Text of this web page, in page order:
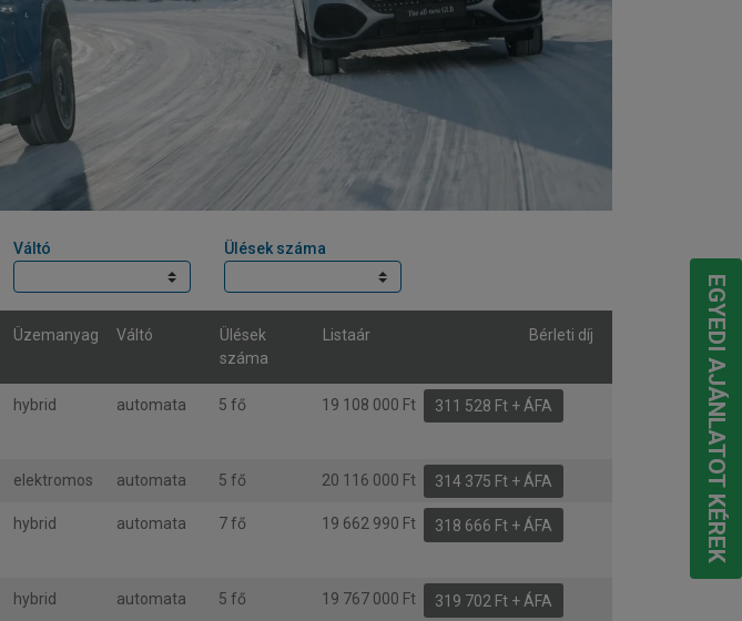
Váltó Ülések száma
Üzemanyag Váltó
Ülések
száma
Listaár Bérleti díj
hybrid automata 5 fő 19 108 000 Ft 311 528 Ft + ÁFA
elektromos automata 5 fő 20 116 000 Ft 314 375 Ft + ÁFA
hybrid automata 7 fő 19 662 990 Ft 318 666 Ft + ÁFA
hybrid automata 5 fő 19 767 000 Ft 319 702 Ft + ÁFA
EGYEDI AJÁNLATOT KÉREK